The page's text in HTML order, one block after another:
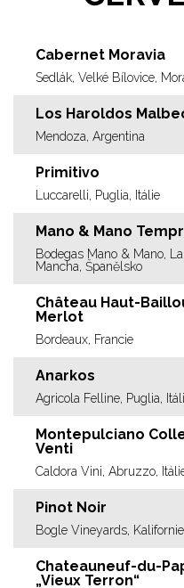
Cabernet Moravia
Sedlák, Velké Bílovice,
Los Haroldos
Mendoza, Argentina
Primitivo
Luccarelli, Puglia, Itálie
Mano & Mano
Bodegas Mano & Mano, La
Mancha, Španělsko
Château Haut-
Merlot
Bordeaux, Francie
Anarkos
Agricola Felline, Puglia,
Montepulciano
Venti
Caldora Vini, Abruzzo,
Pinot Noir
Bogle Vineyards,
Chateauneuf-du-
„Vieux Terron“